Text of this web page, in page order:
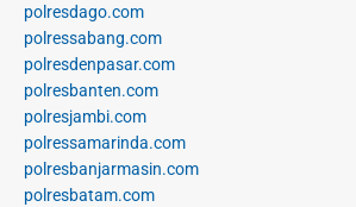
polresdago.com
polressabang.com
polresdenpasar.com
polresbanten.com
polresjambi.com
polressamarinda.com
polresbanjarmasin.com
polresbatam.com